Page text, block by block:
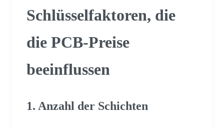
Schlüsselfaktoren, die
die PCB-Preise
beeinflussen
1. Anzahl der Schichten